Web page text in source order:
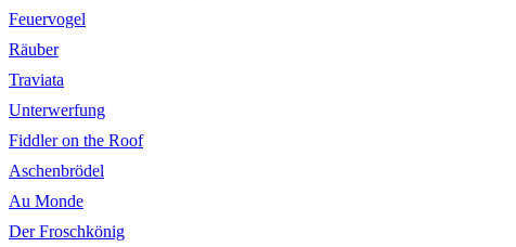
Feuervogel
Räuber
Traviata
Unterwerfung
Fiddler on the Roof
Aschenbrödel
Au Monde
Der Froschkönig